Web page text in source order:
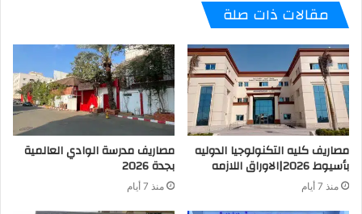
مقالات ذات صلة
مصاريف كليه التكنولوجيا الدوليه
بأسيوط 2026|الاوراق اللازمه
منذ 7 أيام
مصاريف مدرسة الوادي العالمية
بجدة 2026
منذ 7 أيام